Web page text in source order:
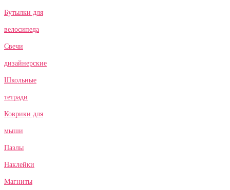
Бутылки для
велосипеда
Свечи
дизайнерские
Школьные
тетради
Коврики для
мыши
Пазлы
Наклейки
Магниты